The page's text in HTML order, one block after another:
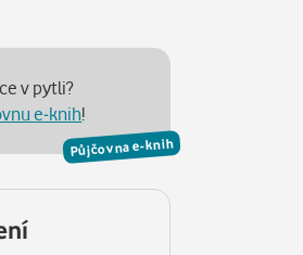
Půjčovna e-knih
v pytli?
e-knih!